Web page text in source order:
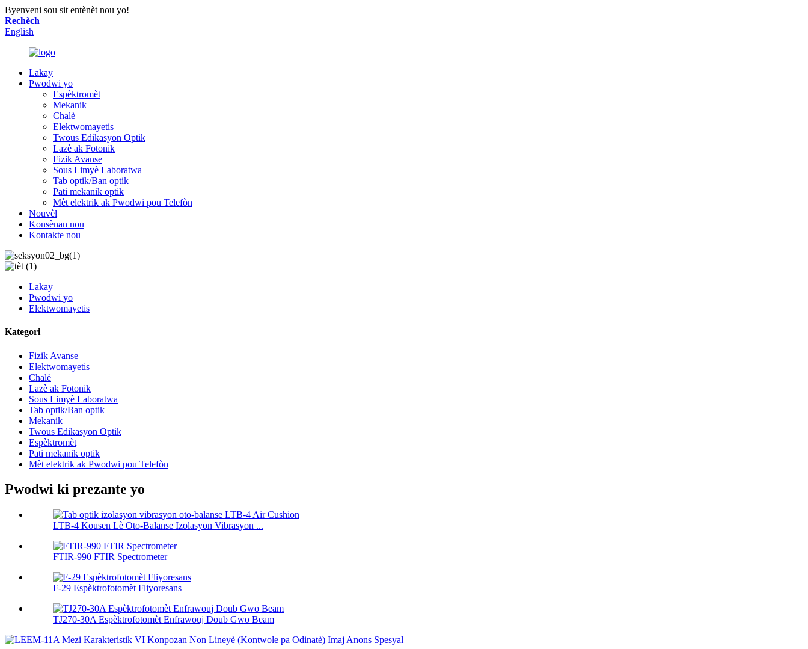
Byenveni sou sit entènèt nou yo!
Rechèch
English
Lakay
Pwodwi yo
Espèktromèt
Mekanik
Chalè
Elektwomayetis
Twous Edikasyon Optik
Lazè ak Fotonik
Fizik Avanse
Sous Limyè Laboratwa
Tab optik/Ban optik
Pati mekanik optik
Mèt elektrik ak Pwodwi pou Telefòn
Nouvèl
Konsènan nou
Kontakte nou
Lakay
Pwodwi yo
Elektwomayetis
Kategori
Fizik Avanse
Elektwomayetis
Chalè
Lazè ak Fotonik
Sous Limyè Laboratwa
Tab optik/Ban optik
Mekanik
Twous Edikasyon Optik
Espèktromèt
Pati mekanik optik
Mèt elektrik ak Pwodwi pou Telefòn
Pwodwi ki prezante yo
LTB-4 Kousen Lè Oto-Balanse Izolasyon Vibrasyon ...
FTIR-990 FTIR Spectrometer
F-29 Espèktrofotomèt Fliyoresans
TJ270-30A Espèktrofotomèt Enfrawouj Doub Gwo Beam